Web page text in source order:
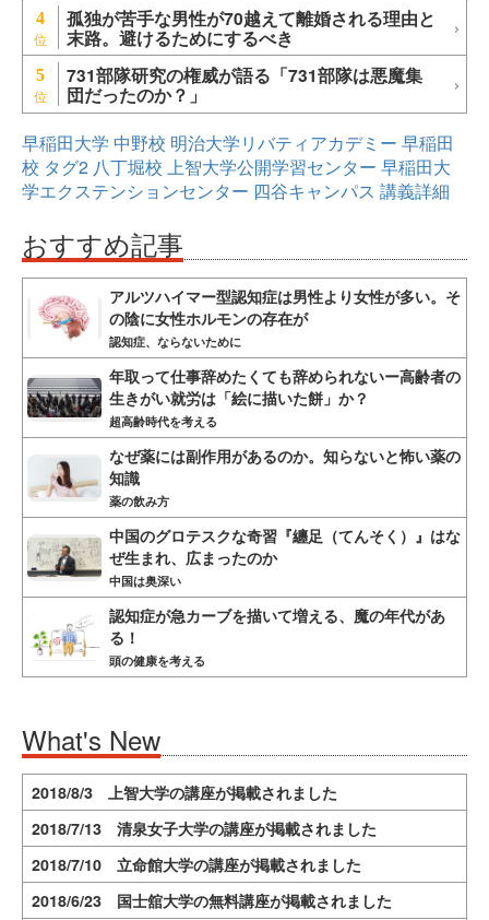
4 孤独が苦手な男性が70越えて離婚される理由と
末路。避けるためにするべき
5 731部隊研究の権威が語る「731部隊は悪魔集
団だったのか？」
早稲田大学 中野校 明治大学リバティアカデミー 早稲田
校 タグ2 八丁堀校 上智大学公開学習センター 早稲田大
学エクステンションセンター 四谷キャンパス 講義詳細
おすすめ記事
アルツハイマー型認知症は男性より女性が多い。そ
の陰に女性ホルモンの存在が
認知症、ならないために
年取って仕事辞めたくても辞められないー高齢者の
生きがい就労は「絵に描いた餅」か？
超高齢時代を考える
なぜ薬には副作用があるのか。知らないと怖い薬の
知識
薬の飲み方
中国のグロテスクな奇習『纏足（てんそく）』はな
ぜ生まれ、広まったのか
中国は奥深い
認知症が急カーブを描いて増える、魔の年代があ
る！
頭の健康を考える
What's New
2018/8/3 上智大学の講座が掲載されました
2018/7/13 清泉女子大学の講座が掲載されました
2018/7/10 立命館大学の講座が掲載されました
2018/6/23 国士舘大学の無料講座が掲載されました